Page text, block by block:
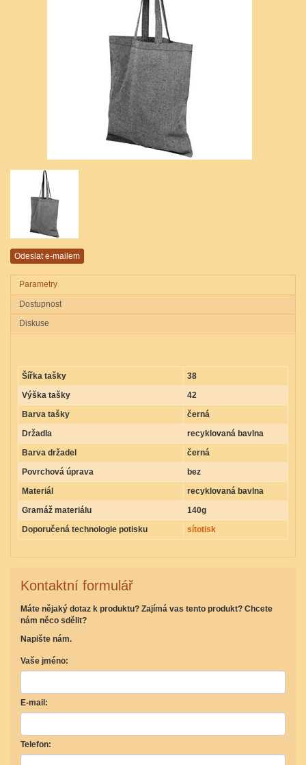
Parametry
Dostupnost
Diskuse
Šířka tašky
38
Výška tašky
42
Barva tašky
černá
Držadla
recyklovaná bavlna
Barva držadel
černá
Povrchová úprava
bez
Materiál
recyklovaná bavlna
Gramáž materiálu
140g
Doporučená technologie potisku
sítotisk
Kontaktní formulář
Máte nějaký dotaz k produktu? Zajímá vas tento produkt? Chcete
nám něco sdělit?
Napište nám.
Vaše jméno:
E-mail:
Telefon: